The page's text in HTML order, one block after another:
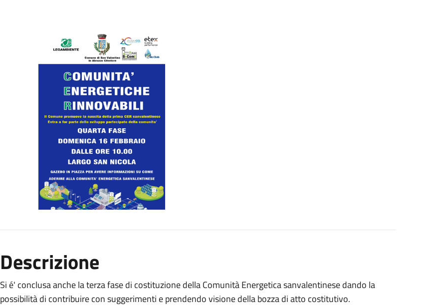
Descrizione
Si é' conclusa anche la terza fase di costituzione della Comunità Energetica sanvalentinese dando la
possibilità di contribuire con suggerimenti e prendendo visione della bozza di atto costitutivo.